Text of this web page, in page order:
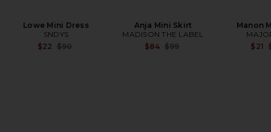
Lowe Mini Dress
SNDYS
$22 Previous price:
$90
Anja Mini Skirt
MADISON THE LABEL
$84 Previous price:
$99
Manon
$21